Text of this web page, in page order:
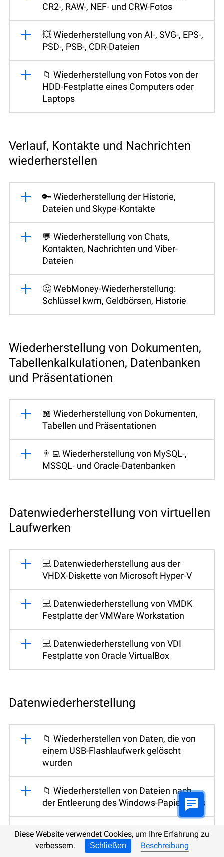
CR2-, RAW-, NEF- und CRW-Fotos
💥 Wiederherstellung von AI-, SVG-, EPS-,
PSD-, PSB-, CDR-Dateien
📁 Wiederherstellung von Fotos von der
HDD-Festplatte eines Computers oder
Laptops
Verlauf, Kontakte und Nachrichten
wiederherstellen
🔑 Wiederherstellung der Historie,
Dateien und Skype-Kontakte
💬 Wiederherstellung von Chats,
Kontakten, Nachrichten und Viber-
Dateien
🤔 WebMoney-Wiederherstellung:
Schlüssel kwm, Geldbörsen, Historie
Wiederherstellung von Dokumenten,
Tabellenkalkulationen, Datenbanken
und Präsentationen
📖 Wiederherstellung von Dokumenten,
Tabellen und Präsentationen
👨‍💻 Wiederherstellung von MySQL-,
MSSQL- und Oracle-Datenbanken
Datenwiederherstellung von virtuellen
Laufwerken
💻 Datenwiederherstellung aus der
VHDX-Diskette von Microsoft Hyper-V
💻 Datenwiederherstellung von VMDK
Festplatte der VMWare Workstation
💻 Datenwiederherstellung von VDI
Festplatte von Oracle VirtualBox
Datenwiederherstellung
📁 Wiederherstellen von Daten, die von
einem USB-Flashlaufwerk gelöscht
wurden
📁 Wiederherstellen von Dateien nach
der Entleerung des Windows-Papierkorbs
📁 Wiederherstellung von Dateien, die
von einer Speicherkarte gelöscht wurden
Diese Website verwendet Cookies, um Ihre Erfahrung zu
verbessern.
Schließen Beschreibung